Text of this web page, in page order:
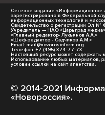
Сетевое издание «Информационное
зарегистрировано в Федеральной
информационных технологий и
Свидетельство о регистрации Эл №
Учредитель — НАО «Царьград
«Главный редактор- Лукьянов А.А.»
«Шеф-редактор - Садчиков А.М.»
Email: mail@novorosinform.org
Телефон: +7 (495) 374-77-73
Настоящий ресурс может содержать
Использование любых материалов,
условии ссылки на сайт агентства.
© 2014-2021
«Новороссия».